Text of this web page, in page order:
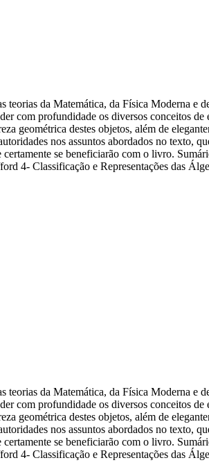
da Matemática, da Física Moderna e
com profundidade os diversos conceitos
geométrica destes objetos, além de
nos assuntos abordados no texto,
se beneficiarão com o livro.
4- Classificação e Representações das
da Matemática, da Física Moderna e
com profundidade os diversos conceitos
geométrica destes objetos, além de
nos assuntos abordados no texto,
se beneficiarão com o livro.
4- Classificação e Representações das